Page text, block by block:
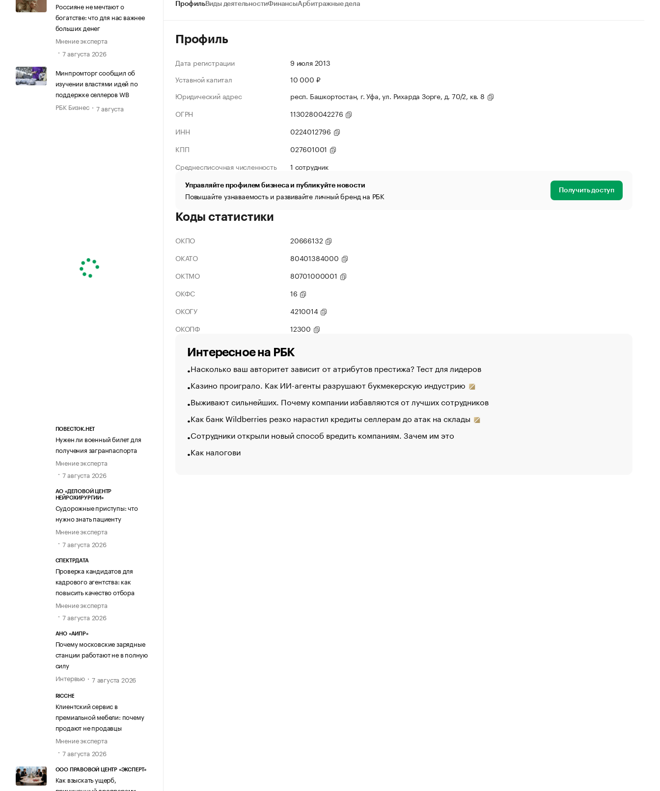
Россияне не мечтают о
богатстве: что для нас важнее
больших денег
Мнение эксперта
7 августа 2026
Минпромторг сообщил об
изучении властями идей по
поддержке селлеров WB
РБК Бизнес
7 августа
ПОВЕСТОК.НЕТ
Нужен ли военный билет для
получения загранпаспорта
Мнение эксперта
7 августа 2026
АО «ДЕЛОВОЙ ЦЕНТР
НЕЙРОХИРУРГИИ»
Судорожные приступы: что
нужно знать пациенту
Мнение эксперта
7 августа 2026
СПЕКТРДАТА
Проверка кандидатов для
кадрового агентства: как
повысить качество отбора
Мнение эксперта
7 августа 2026
АНО «АИПР»
Почему московские зарядные
станции работают не в полную
силу
Интервью
7 августа 2026
RICCHE
Клиентский сервис в
премиальной мебели: почему
продают не продавцы
Мнение эксперта
7 августа 2026
ООО ПРАВОВОЙ ЦЕНТР «ЭКСПЕРТ»
Как взыскать ущерб,
ПрофильВиды деятельностиФинансыАрбитражные дела
Профиль
Дата регистрации
9 июля 2013
Уставной капитал
10 000 ₽
Юридический адрес
респ. Башкортостан, г. Уфа, ул. Рихарда Зорге, д. 70/2, кв. 8
ОГРН
1130280042276
ИНН
0224012796
КПП
027601001
Среднесписочная численность
1 сотрудник
Управляйте профилем бизнеса и публикуйте новости
Повышайте узнаваемость и развивайте личный бренд на РБК Получить доступ
Коды статистики
ОКПО
20666132
ОКАТО
80401384000
ОКТМО
80701000001
ОКФС
16
ОКОГУ
4210014
ОКОПФ
12300
Интересное на РБК
Насколько ваш авторитет зависит от атрибутов престижа? Тест для лидеров
Казино проиграло. Как ИИ-агенты разрушают букмекерскую индустрию
Выживают сильнейших. Почему компании избавляются от лучших сотрудников
Как банк Wildberries резко нарастил кредиты селлерам до атак на склады
Сотрудники открыли новый способ вредить компаниям. Зачем им это
Как налогови